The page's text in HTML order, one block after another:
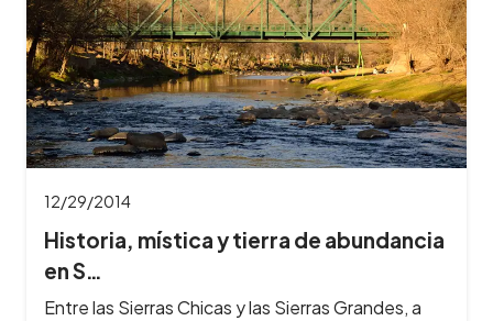
12/29/2014
Historia, mística y tierra de abundancia
en S…
Entre las Sierras Chicas y las Sierras Grandes, a